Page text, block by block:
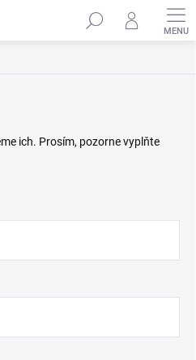
ich. Prosím, pozorne vyplňte